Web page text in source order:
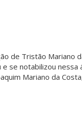
de Tristão Mariano
se notabilizou nessa
Mariano da